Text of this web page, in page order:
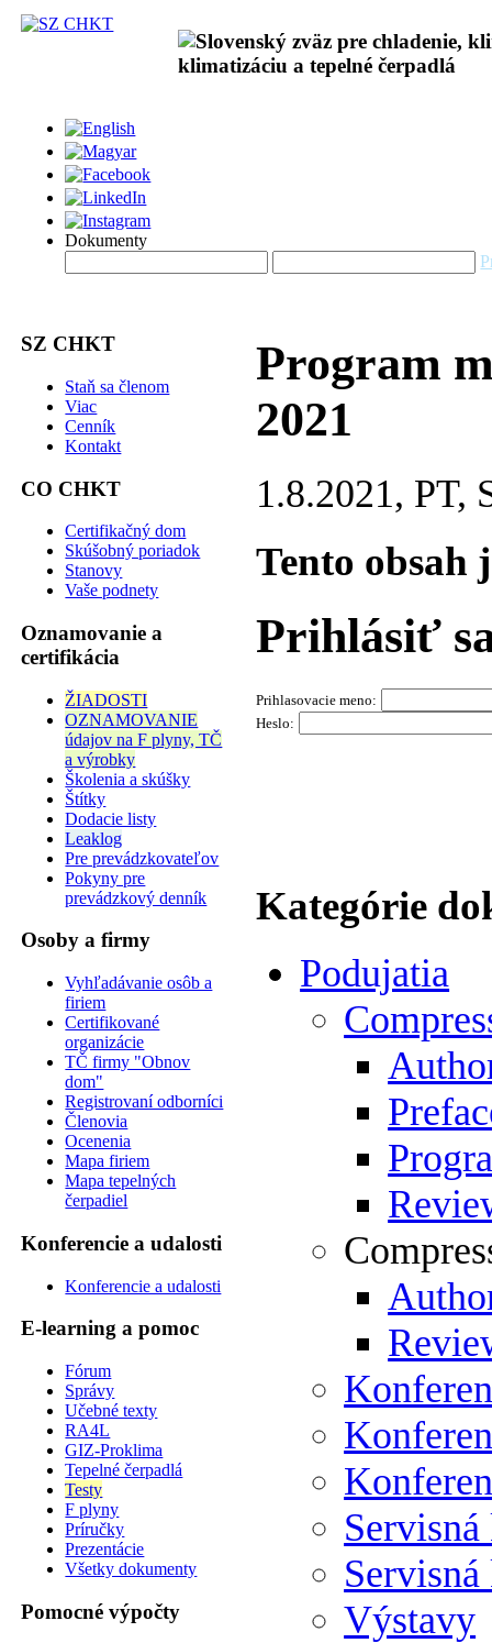
Dokumenty
SZ CHKT
Staň sa členom
Viac
Cenník
Kontakt
CO CHKT
Certifikačný dom
Skúšobný poriadok
Stanovy
Vaše podnety
Oznamovanie a
certifikácia
ŽIADOSTI
OZNAMOVANIE
údajov na F plyny, TČ
a výrobky
Školenia a skúšky
Štítky
Dodacie listy
Leaklog
Pre prevádzkovateľov
Pokyny pre
prevádzkový denník
Osoby a firmy
Vyhľadávanie osôb a
firiem
Certifikované
organizácie
TČ firmy "Obnov
dom"
Registrovaní odborníci
Členovia
Ocenenia
Mapa firiem
Mapa tepelných
čerpadiel
Konferencie a udalosti
Konferencie a udalosti
E-learning a pomoc
Fórum
Správy
Učebné texty
RA4L
GIZ-Proklima
Tepelné čerpadlá
Testy
F plyny
Príručky
Prezentácie
Všetky dokumenty
Pomocné výpočty
Program
2021
1.8.2021, PT,
Tento obsah
Prihlásiť
Prihlasovacie meno:
Heslo:
Kategórie
Podujatia
Výstavy